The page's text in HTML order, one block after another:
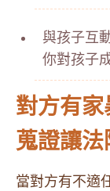
與孩子互
你對孩子
對方有
蒐證讓法
當對方有不適